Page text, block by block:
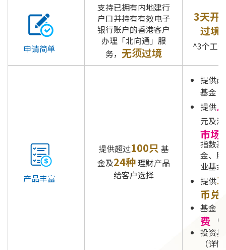
申请简单
支持已拥有内地建行
户口并持有有效电子
银行账户的香港客户
办理「北向通」服
务， 无须过境
3天开
过境
^3个工
产品丰富
提供超过100只 基
金及24种理财产品
给客户选择
提供
基金
提供
元及
市场
指数
金、
业基
提供
币兑
基金
费 （
投资
（详情